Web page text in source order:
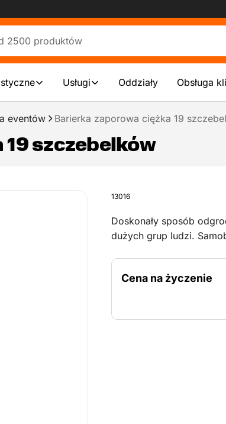
Usługi Oddziały Obsługa
eventów Barierka zaporowa ciężka 19
szczebelków
13016
Doskonały sposób
dużych grup ludzi.
odległość między
barierka zaporowa jest
Cena na życzenie